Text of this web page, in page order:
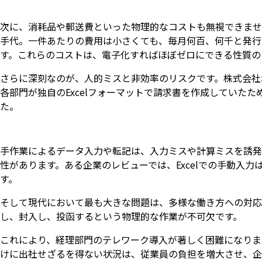
次に、消耗品や郵送費といった物理的なコストも無視できま
手代。一件あたりの費用は小さくても、毎月何百、何千と発
す。これらのコストは、電子化すればほぼゼロにできる性質
さらに深刻なのが、人的ミスと非効率のリスクです。株式会
各部門が独自のExcelフォーマットで請求書を作成していた
た。
手作業によるデータ入力や転記は、入力ミスや計算ミスを誘
性があります。ある企業のレビューでは、Excelでの手動入
す。
そして現代において最も大きな問題は、多様な働き方への対
し、封入し、投函するという物理的な作業が不可欠です。
これにより、経理部門のテレワーク導入が著しく困難になり
けに出社せざるを得ない状況は、従業員の負担を増大させ、